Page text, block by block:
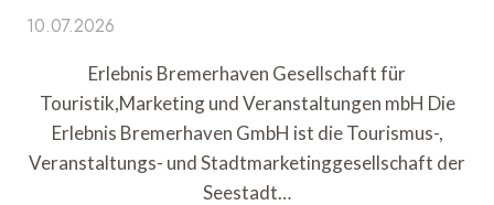
10.07.2026
Erlebnis Bremerhaven Gesellschaft für
Touristik,Marketing und Veranstaltungen mbH Die
Erlebnis Bremerhaven GmbH ist die Tourismus-,
Veranstaltungs- und Stadtmarketinggesellschaft der
Seestadt…